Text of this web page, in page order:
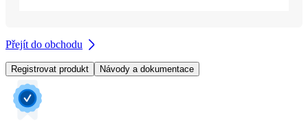
Přejít do obchodu
Registrovat produkt Návody a dokumentace